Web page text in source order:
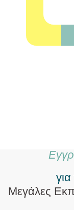
Μεγάλες